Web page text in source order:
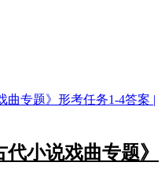
小说戏曲专题》